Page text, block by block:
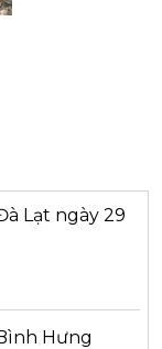
Lạt ngày 29
Hưng